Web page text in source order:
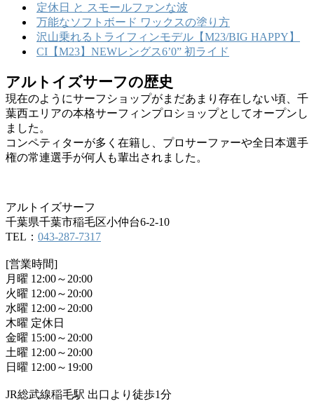
定休日 と スモールファンな波
万能なソフトボード ワックスの塗り方
沢山乗れるトライフィンモデル【M23/BIG HAPPY】
CI【M23】NEWレングス6’0” 初ライド
アルトイズサーフの歴史
現在のようにサーフショップがまだあまり存在しない頃、千
葉西エリアの本格サーフィンプロショップとしてオープンし
ました。
コンペティターが多く在籍し、プロサーファーや全日本選手
権の常連選手が何人も輩出されました。
アルトイズサーフ
千葉県千葉市稲毛区小仲台6-2-10
TEL： 043-287-7317
[営業時間]
月曜 12:00～20:00
火曜 12:00～20:00
水曜 12:00～20:00
木曜 定休日
金曜 15:00～20:00
土曜 12:00～20:00
日曜 12:00～19:00
JR総武線稲毛駅 出口より徒歩1分